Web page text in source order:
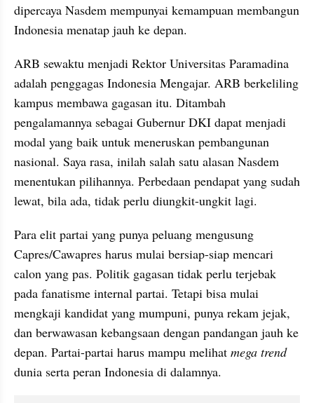
dipercaya Nasdem mempunyai kemampuan membangun
Indonesia menatap jauh ke depan.
ARB sewaktu menjadi Rektor Universitas Paramadina
adalah penggagas Indonesia Mengajar. ARB berkeliling
kampus membawa gagasan itu. Ditambah
pengalamannya sebagai Gubernur DKI dapat menjadi
modal yang baik untuk meneruskan pembangunan
nasional. Saya rasa, inilah salah satu alasan Nasdem
menentukan pilihannya. Perbedaan pendapat yang sudah
lewat, bila ada, tidak perlu diungkit-ungkit lagi.
Para elit partai yang punya peluang mengusung
Capres/Cawapres harus mulai bersiap-siap mencari
calon yang pas. Politik gagasan tidak perlu terjebak
pada fanatisme internal partai. Tetapi bisa mulai
mengkaji kandidat yang mumpuni, punya rekam jejak,
dan berwawasan kebangsaan dengan pandangan jauh ke
depan. Partai-partai harus mampu melihat mega trend
dunia serta peran Indonesia di dalamnya.